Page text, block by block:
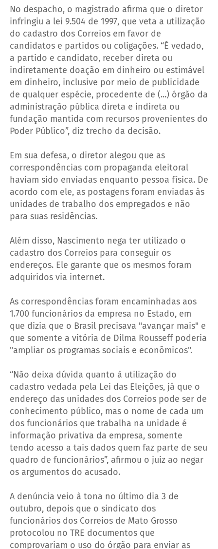
No despacho, o magistrado afirma que o diretor
infringiu a lei 9.504 de 1997, que veta a utilização
do cadastro dos Correios em favor de
candidatos e partidos ou coligações. “É vedado,
a partido e candidato, receber direta ou
indiretamente doação em dinheiro ou estimável
em dinheiro, inclusive por meio de publicidade
de qualquer espécie, procedente de (...) órgão da
administração pública direta e indireta ou
fundação mantida com recursos provenientes do
Poder Público”, diz trecho da decisão.
Em sua defesa, o diretor alegou que as
correspondências com propaganda eleitoral
haviam sido enviadas enquanto pessoa física. De
acordo com ele, as postagens foram enviadas às
unidades de trabalho dos empregados e não
para suas residências.
Além disso, Nascimento nega ter utilizado o
cadastro dos Correios para conseguir os
endereços. Ele garante que os mesmos foram
adquiridos via internet.
As correspondências foram encaminhadas aos
1.700 funcionários da empresa no Estado, em
que dizia que o Brasil precisava "avançar mais" e
que somente a vitória de Dilma Rousseff poderia
"ampliar os programas sociais e econômicos".
“Não deixa dúvida quanto à utilização do
cadastro vedada pela Lei das Eleições, já que o
endereço das unidades dos Correios pode ser de
conhecimento público, mas o nome de cada um
dos funcionários que trabalha na unidade é
informação privativa da empresa, somente
tendo acesso a tais dados quem faz parte de seu
quadro de funcionários”, afirmou o juiz ao negar
os argumentos do acusado.
A denúncia veio à tona no último dia 3 de
outubro, depois que o sindicato dos
funcionários dos Correios de Mato Grosso
protocolou no TRE documentos que
comprovariam o uso do órgão para enviar as